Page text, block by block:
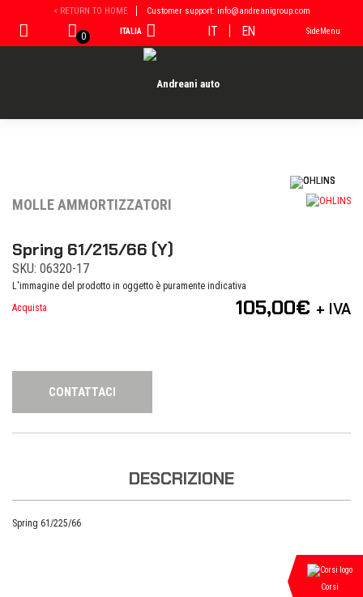
contenuto
< RETURN TO HOME Customer support: info@andreanigroup.com
0 ITALIA IT EN SideMenu
MOLLE AMMORTIZZATORI
Spring 61/215/66 (Y)
SKU: 06320-17
L'immagine del prodotto in oggetto è puramente indicativa
Acquista
105,00€ + IVA
CONTATTACI
DESCRIZIONE
Spring 61/225/66
Corsi